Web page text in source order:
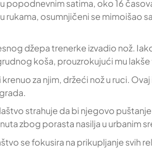
satima, oko 16
osumnjičeni se mimoišao
džepa trenerke izvadio nož.
koša, prouzrokujući mu
za njim, držeći nož u ruci.
strahuje da bi njegovo
zbog porasta nasilja u urbanim
se fokusira na prikupljanje svih